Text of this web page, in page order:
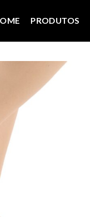
PRODUTOS